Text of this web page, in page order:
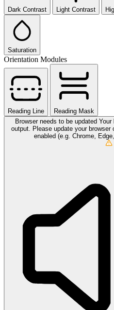
Dark Contrast Light Contrast
Saturation
Orientation Modules
Reading Line
Reading Mask
Browser needs to be updated Your
output. Please update your
enabled (e.g. Chrome,